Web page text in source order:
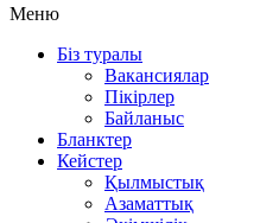
Меню
Біз туралы
Вакансиялар
Пікірлер
Байланыс
Бланктер
Кейстер
Қылмыстық
Азаматтық